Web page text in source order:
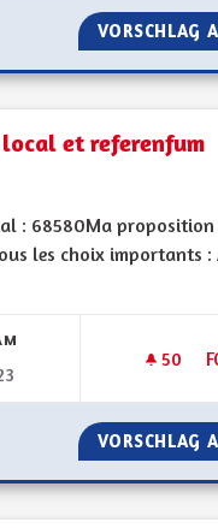
VORSCHLAG
et referenfum
: 68580Ma proposition
les choix importants :
50
VORSCHLAG